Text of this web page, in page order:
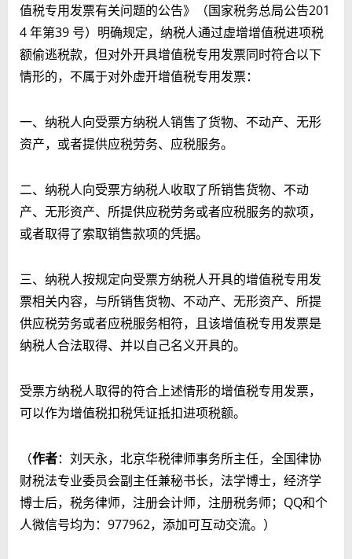
值税专用发票有关问题的公告》（国家税务总局公告201
4 年第39 号）明确规定，纳税人通过虚增增值税进项税
额偷逃税款，但对外开具增值税专用发票同时符合以下
情形的，不属于对外虚开增值税专用发票：
一、纳税人向受票方纳税人销售了货物、不动产、无形
资产，或者提供应税劳务、应税服务。
二、纳税人向受票方纳税人收取了所销售货物、不动
产、无形资产、所提供应税劳务或者应税服务的款项，
或者取得了索取销售款项的凭据。
三、纳税人按规定向受票方纳税人开具的增值税专用发
票相关内容，与所销售货物、不动产、无形资产、所提
供应税劳务或者应税服务相符，且该增值税专用发票是
纳税人合法取得、并以自己名义开具的。
受票方纳税人取得的符合上述情形的增值税专用发票，
可以作为增值税扣税凭证抵扣进项税额。
（作者：刘天永，北京华税律师事务所主任，全国律协
财税法专业委员会副主任兼秘书长，法学博士，经济学
博士后，税务律师，注册会计师，注册税务师；QQ和个
人微信号均为：977962，添加可互动交流。）